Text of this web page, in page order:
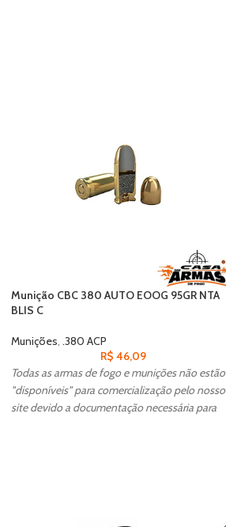
Munição CBC 380 AUTO EOOG 95GR NTA
BLIS C
Munições .380 ACP
R$ 46,09
Todas as armas de fogo e munições não estão
"disponíveis" para comercialização pelo nosso
site devido a documentação necessária para